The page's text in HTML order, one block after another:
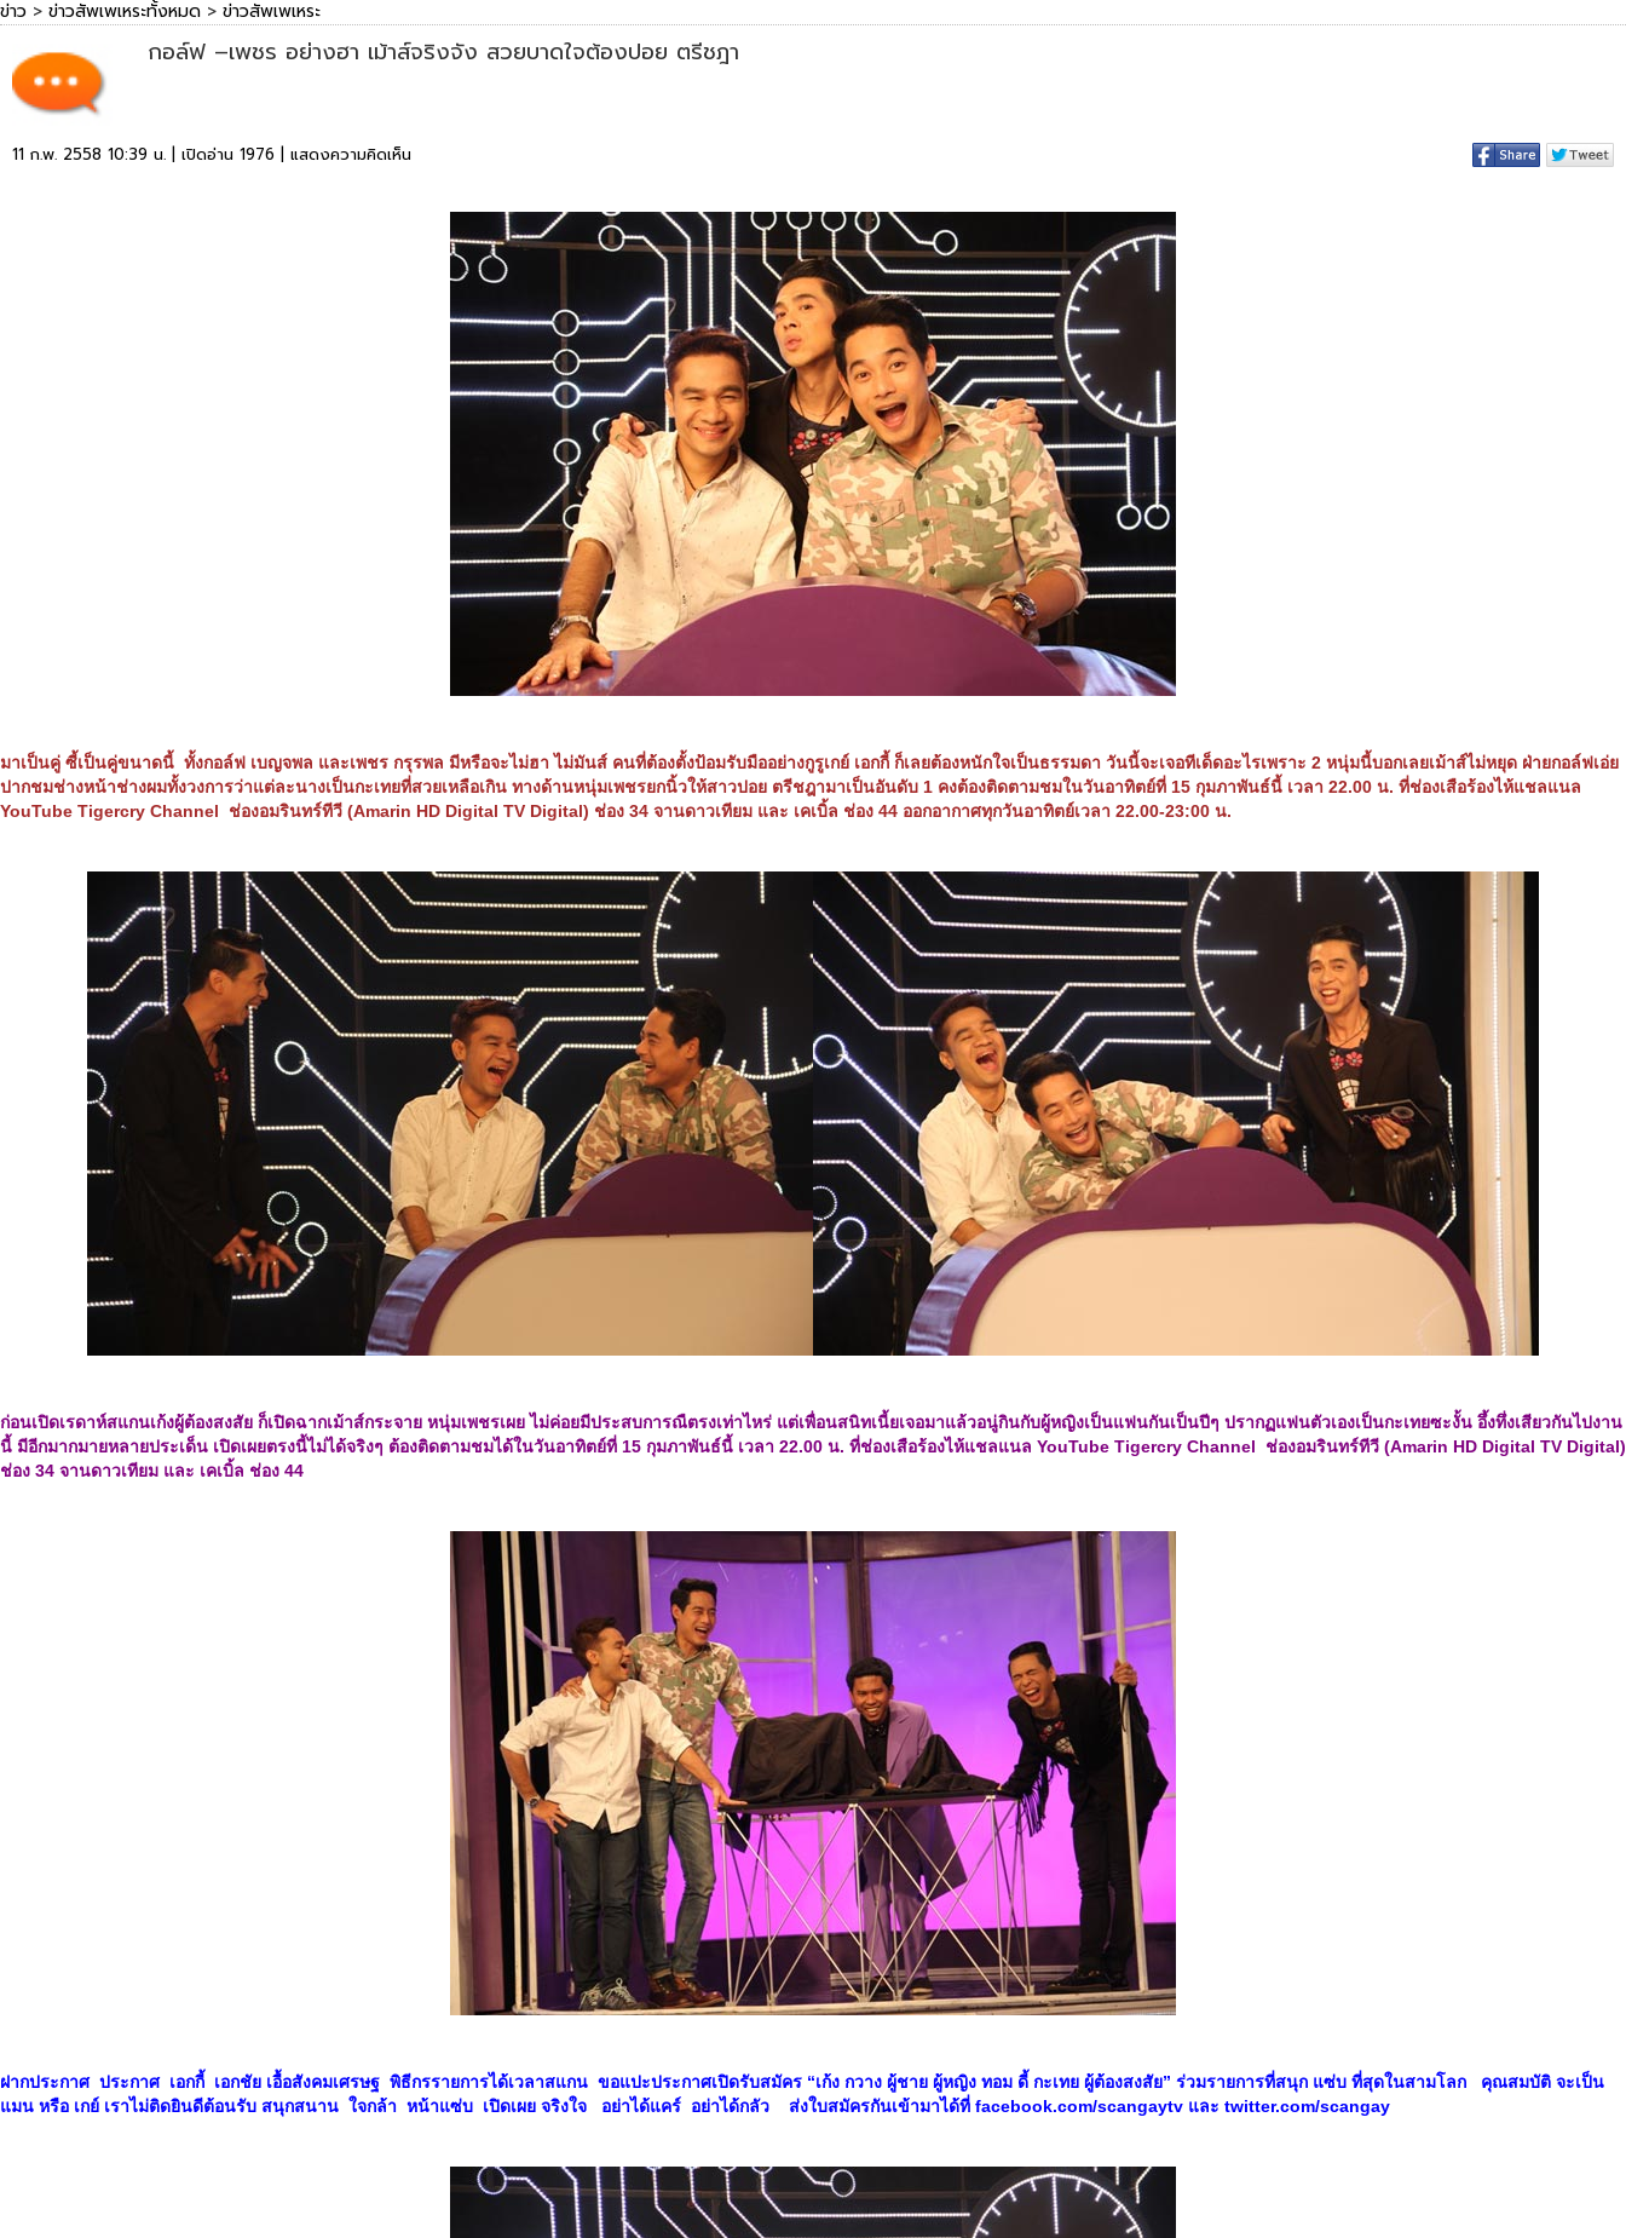
ข่าว > ข่าวสัพเพเหระทั้งหมด > ข่าวสัพเพเหระ
กอล์ฟ –เพชร อย่างฮา เม้าส์จริงจัง สวยบาดใจต้องปอย ตรีชฎา
11 ก.พ. 2558 10:39 น. | เปิดอ่าน 1976 | แสดงความคิดเห็น
มาเป็นคู่ ซี้เป็นคู่ขนาดนี้ ทั้งกอล์ฟ เบญจพล และเพชร กรุรพล มีหรือจะไม่ฮา ไม่มันส์ คนที่ต้องตั้งป้อมรับมืออย่างกูรูเกย์ เอกกี้ ก็เลยต้องหนักใจเป็นธรรมดา วันนี้จะเจอทีเด็ดอะไรเพราะ 2 หนุ่มนี้บอกเลยเม้าส์ไม่หยุด ฝ่ายกอล์ฟเอ่ย
ปากชมช่างหน้าช่างผมทั้งวงการว่าแต่ละนางเป็นกะเทยที่สวยเหลือเกิน ทางด้านหนุ่มเพชรยกนิ้วให้สาวปอย ตรีชฎามาเป็นอันดับ 1 คงต้องติดตามชมในวันอาทิตย์ที่ 15 กุมภาพันธ์นี้ เวลา 22.00 น. ที่ช่องเสือร้องไห้แชลแนล
YouTube Tigercry Channel ช่องอมรินทร์ทีวี (Amarin HD Digital TV Digital) ช่อง 34 จานดาวเทียม และ เคเบิ้ล ช่อง 44 ออกอากาศทุกวันอาทิตย์เวลา 22.00-23:00 น.
ก่อนเปิดเรดาห์สแกนเก้งผู้ต้องสงสัย ก็เปิดฉากเม้าส์กระจาย หนุ่มเพชรเผย ไม่ค่อยมีประสบการณืตรงเท่าไหร่ แต่เพื่อนสนิทเนี้ยเจอมาแล้วอนู่กินกับผู้หญิงเป็นแฟนกันเป็นปีๆ ปรากฏแฟนตัวเองเป็นกะเทยซะงั้น อึ้งทึ่งเสียวกันไปงาน
นี้ มีอีกมากมายหลายประเด็น เปิดเผยตรงนี้ไม่ได้จริงๆ ต้องติดตามชมได้ในวันอาทิตย์ที่ 15 กุมภาพันธ์นี้ เวลา 22.00 น. ที่ช่องเสือร้องไห้แชลแนล YouTube Tigercry Channel ช่องอมรินทร์ทีวี (Amarin HD Digital TV Digital)
ช่อง 34 จานดาวเทียม และ เคเบิ้ล ช่อง 44
ฝากประกาศ ประกาศ เอกกี้ เอกชัย เอื้อสังคมเศรษฐ พิธีกรรายการได้เวลาสแกน ขอแปะประกาศเปิดรับสมัคร “เก้ง กวาง ผู้ชาย ผู้หญิง ทอม ดี้ กะเทย ผู้ต้องสงสัย” ร่วมรายการที่สนุก แซ่บ ที่สุดในสามโลก คุณสมบัติ จะเป็น
แมน หรือ เกย์ เราไม่ติดยินดีต้อนรับ สนุกสนาน ใจกล้า หน้าแซ่บ เปิดเผย จริงใจ อย่าได้แคร์ อย่าได้กลัว ส่งใบสมัครกันเข้ามาได้ที่ facebook.com/scangaytv และ twitter.com/scangay